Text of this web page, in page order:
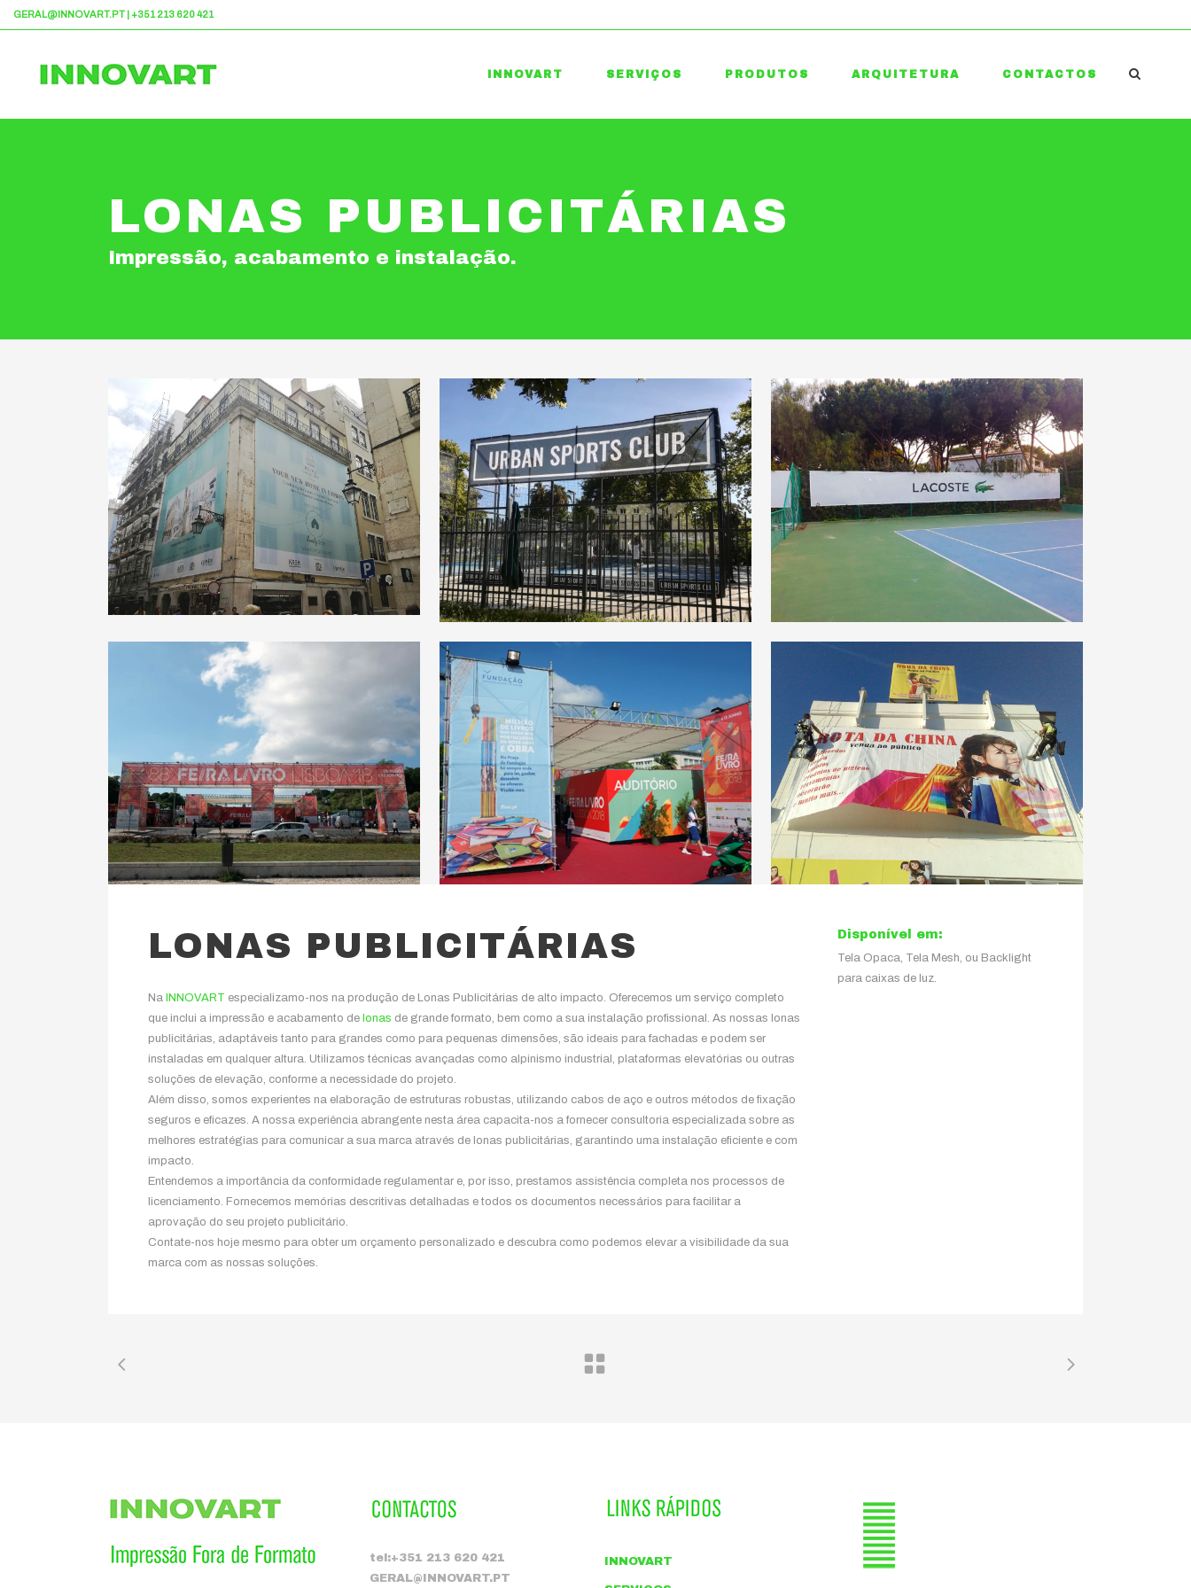
GERAL@INNOVART.PT |+351 213 620 421
INNOVART SERVIÇOS PRODUTOS ARQUITETURA CONTACTOS
LONAS PUBLICITÁRIAS
Impressão, acabamento e instalação.
LONAS PUBLICITÁRIAS
Na INNOVART especializamo-nos na produção de Lonas Publicitárias de alto impacto. Oferecemos um serviço completo
que inclui a impressão e acabamento de lonas de grande formato, bem como a sua instalação profissional. As nossas lonas
publicitárias, adaptáveis tanto para grandes como para pequenas dimensões, são ideais para fachadas e podem ser
instaladas em qualquer altura. Utilizamos técnicas avançadas como alpinismo industrial, plataformas elevatórias ou outras
soluções de elevação, conforme a necessidade do projeto.
Além disso, somos experientes na elaboração de estruturas robustas, utilizando cabos de aço e outros métodos de fixação
seguros e eficazes. A nossa experiência abrangente nesta área capacita-nos a fornecer consultoria especializada sobre as
melhores estratégias para comunicar a sua marca através de lonas publicitárias, garantindo uma instalação eficiente e com
impacto.
Entendemos a importância da conformidade regulamentar e, por isso, prestamos assistência completa nos processos de
licenciamento. Fornecemos memórias descritivas detalhadas e todos os documentos necessários para facilitar a
aprovação do seu projeto publicitário.
Contate-nos hoje mesmo para obter um orçamento personalizado e descubra como podemos elevar a visibilidade da sua
marca com as nossas soluções.
Disponível em:
Tela Opaca, Tela Mesh, ou Backlight
para caixas de luz.
tel:+351 213 620 421
GERAL@INNOVART.PT
INNOVART